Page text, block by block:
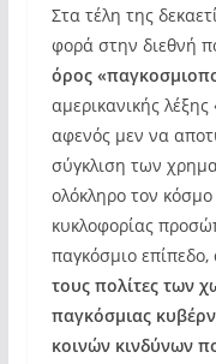
Στα τέλη της
φορά στην διεθνή
όρος
αμερικανικής
αφενός μεν να
σύγκλιση των
ολόκληρο τον
κυκλοφορίας
παγκόσμιο
τους πολίτες των
παγκόσμιας
κοινών κινδύνων